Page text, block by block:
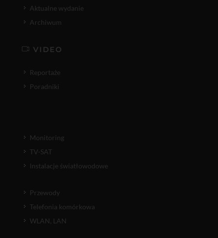
Aktualne wydanie
Archiwum
VIDEO
Reportaże
Poradniki
Monitoring
TV-SAT
Instalacje światłowodowe
Przewody
Telefonia komórkowa
WLAN, LAN